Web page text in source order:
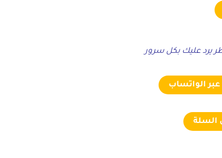
يرد عليك بكل سرور
الواتساب
السلة